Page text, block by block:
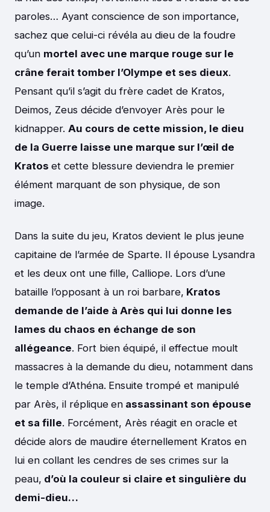
paroles… Ayant conscience de son importance,
sachez que celui-ci révéla au dieu de la foudre
qu’un mortel avec une marque rouge sur le
crâne ferait tomber l’Olympe et ses dieux.
Pensant qu’il s’agit du frère cadet de Kratos,
Deimos, Zeus décide d’envoyer Arès pour le
kidnapper. Au cours de cette mission, le dieu
de la Guerre laisse une marque sur l’œil de
Kratos et cette blessure deviendra le premier
élément marquant de son physique, de son
image.
Dans la suite du jeu, Kratos devient le plus jeune
capitaine de l’armée de Sparte. Il épouse Lysandra
et les deux ont une fille, Calliope. Lors d’une
bataille l’opposant à un roi barbare, Kratos
demande de l’aide à Arès qui lui donne les
lames du chaos en échange de son
allégeance. Fort bien équipé, il effectue moult
massacres à la demande du dieu, notamment dans
le temple d’Athéna. Ensuite trompé et manipulé
par Arès, il réplique en assassinant son épouse
et sa fille. Forcément, Arès réagit en oracle et
décide alors de maudire éternellement Kratos en
lui en collant les cendres de ses crimes sur la
peau, d’où la couleur si claire et singulière du
demi-dieu…